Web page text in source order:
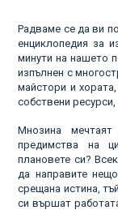
Радваме се да ви
енциклопедия за
минути на нашето
изпълнен с
майстори и
собствени
Мнозина
предимства на
плановете си?
да направите
срещана истина,
си вършат